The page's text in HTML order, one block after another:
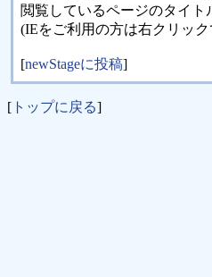
閲覧しているページのタイ
(IEをご利用の方は右クリッ
[newStageに投稿]
[ トップに戻る]